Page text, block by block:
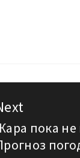
пока не